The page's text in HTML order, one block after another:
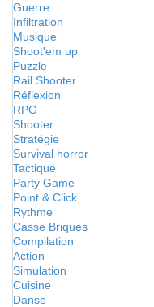
Guerre
Infiltration
Musique
Shoot'em up
Puzzle
Rail Shooter
Réflexion
RPG
Shooter
Stratégie
Survival horror
Tactique
Party Game
Point & Click
Rythme
Casse Briques
Compilation
Action
Simulation
Cuisine
Danse